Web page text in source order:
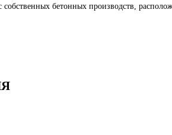
бетонных производств,